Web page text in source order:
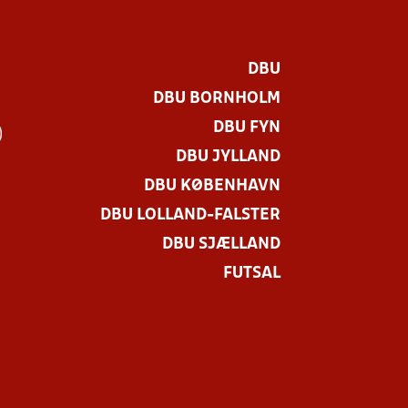
DBU
DBU BORNHOLM
DBU FYN
DBU JYLLAND
DBU KØBENHAVN
DBU LOLLAND-FALSTER
DBU SJÆLLAND
FUTSAL